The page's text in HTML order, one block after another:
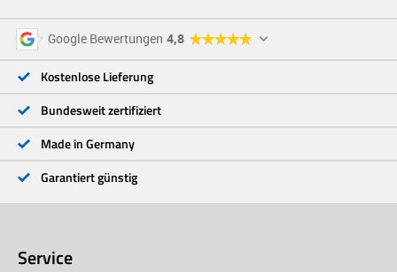
Google Bewertungen 4,8
4 Sterne
3 Sterne
<1 %
2 Sterne
1 Stern
<1 %
Kostenlose Lieferung
Bundesweit zertifiziert
Made in Germany
Garantiert günstig
Service